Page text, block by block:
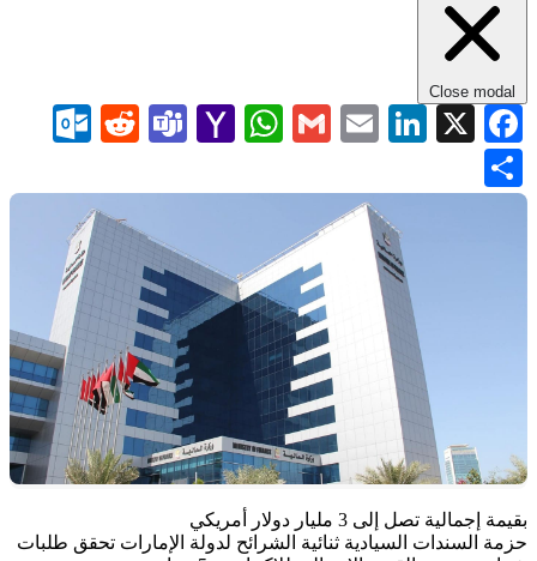
Close modal
Facebook
X
LinkedIn
Email
Gmail
WhatsApp
Yahoo
Teams
Reddit
​بقيمة إجمالية تصل إلى 3 مليار دولار أمريكي
حزمة السندات السيادية ثنائية الشرائح لدولة الإمارات تحقق طلبات